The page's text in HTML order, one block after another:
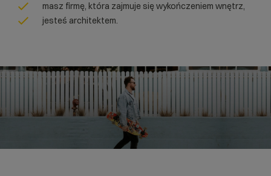
masz firmę, która zajmuje się wykończeniem wnętrz,
jesteś architektem.